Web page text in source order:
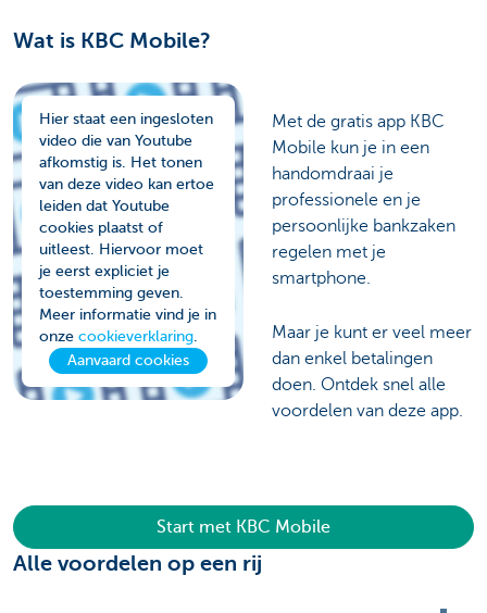
Wat is KBC Mobile?
Hier staat een ingesloten
video die van Youtube
afkomstig is. Het tonen
van deze video kan ertoe
leiden dat Youtube
cookies plaatst of
uitleest. Hiervoor moet
je eerst expliciet je
toestemming geven.
Meer informatie vind je in
onze cookieverklaring
Aanvaard cookies
Met de gratis app KBC
Mobile kun je in een
handomdraai je
professionele en je
persoonlijke bankzaken
regelen met je
smartphone.
Maar je kunt er veel meer
dan enkel betalingen
doen. Ontdek snel alle
voordelen van deze app.
Start met KBC Mobile
Alle voordelen op een rij